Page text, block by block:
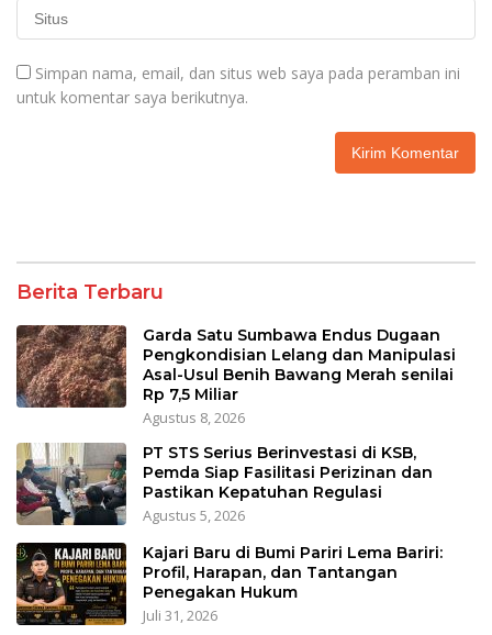
Simpan nama, email, dan situs web saya pada peramban ini
untuk komentar saya berikutnya.
Berita Terbaru
Garda Satu Sumbawa Endus Dugaan
Pengkondisian Lelang dan Manipulasi
Asal-Usul Benih Bawang Merah senilai
Rp 7,5 Miliar
Agustus 8, 2026
PT STS Serius Berinvestasi di KSB,
Pemda Siap Fasilitasi Perizinan dan
Pastikan Kepatuhan Regulasi
Agustus 5, 2026
Kajari Baru di Bumi Pariri Lema Bariri:
Profil, Harapan, dan Tantangan
Penegakan Hukum
Juli 31, 2026